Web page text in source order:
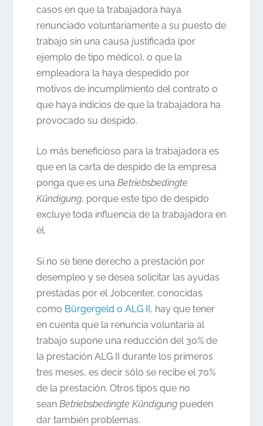
casos en que la trabajadora haya
renunciado voluntariamente a su puesto de
trabajo sin una causa justificada (por
ejemplo de tipo médico), o que la
empleadora la haya despedido por
motivos de incumplimiento del contrato o
que haya indicios de que la trabajadora ha
provocado su despido.
Lo más beneficioso para la trabajadora es
que en la carta de despido de la empresa
ponga que es unaBetriebsbedingte
Kündigung, porque este tipo de despido
excluye toda influencia de la trabajadora en
él.
Si no se tiene derecho a prestación por
desempleo y se desea solicitar las ayudas
prestadas por el Jobcenter, conocidas
como Bürgergeld o ALG II, hay que tener
en cuenta que la renuncia voluntaria al
trabajo supone una reducción del 30% de
la prestación ALG II durante los primeros
tres meses, es decir sólo se recibe el 70%
de la prestación. Otros tipos que no
seanBetriebsbedingte Kündigung pueden
dar también problemas.